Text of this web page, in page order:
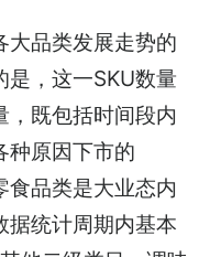
大品类发展走势的
是，这一SKU数量
，既包括时间段内
种原因下市的
食品类是大业态内
据统计周期内基本